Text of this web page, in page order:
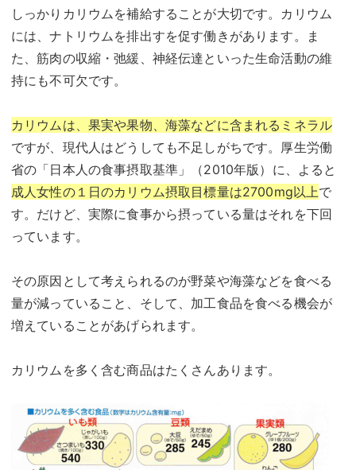
しっかりカリウムを補給することが大切です。カリウム
には、ナトリウムを排出すを促す働きがあります。ま
た、筋肉の収縮・弛緩、神経伝達といった生命活動の維
持にも不可欠です。
カリウムは、果実や果物、海藻などに含まれるミネラル
ですが、現代人はどうしても不足しがちです。厚生労働
省の「日本人の食事摂取基準」（2010年版）に、よると
成人女性の１日のカリウム摂取目標量は2700mg以上で
す。だけど、実際に食事から摂っている量はそれを下回
っています。
その原因として考えられるのが野菜や海藻などを食べる
量が減っていること、そして、加工食品を食べる機会が
増えていることがあげられます。
カリウムを多く含む商品はたくさんあります。